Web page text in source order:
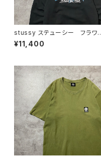
stussy ステューシー フラワ
ーグラフィック バックプリン
ト ブラック 黒 スウェット
¥11,400